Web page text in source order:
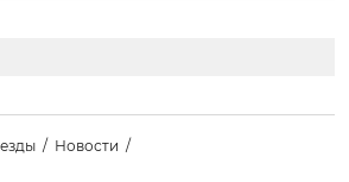
Новости